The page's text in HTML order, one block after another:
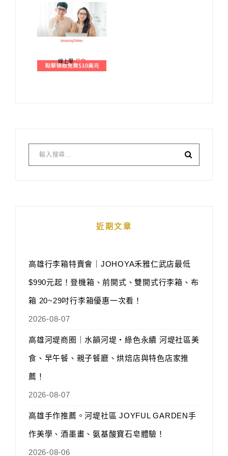
線上學日文
近期文章
高雄行李箱特賣會｜JOHOYA禾雅仁武店最低
$990元起！登機箱、前開式、雙開式行李箱、布
箱 20~29吋行李箱優惠一次看！
2026-08-07
高雄河堤商圈｜水韻河堤‧綠色永續 河堤社區美
食、早午餐、親子餐廳、烘焙店與特色店家推
薦！
2026-08-07
高雄手作推薦。河堤社區 JOYFUL GARDEN手
作美學、酒墨畫、氨基酸寶石皂體驗！
2026-08-06